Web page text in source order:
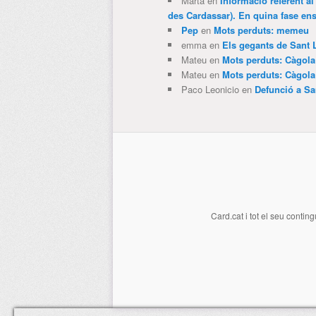
des Cardassar). En quina fase
Pepen Mots perduts: memeu
emmaen Els gegants de Sant
Mateuen Mots perduts:
Mateuen Mots perduts:
Paco Leonicioen Defunció a
Card.cati tot el seu